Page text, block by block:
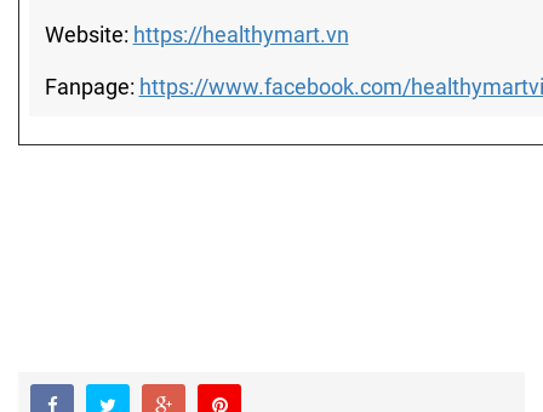
Website: https://healthymart.vn
Fanpage: https://www.facebook.com/